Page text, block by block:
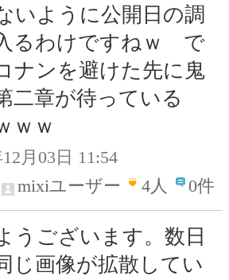
いように公開日の調
るわけですねｗ で
ナンを避けた先に鬼
二章が待っている
ｗｗ
月03日 11:54
mixiユーザー
4人 0件
うございます。数日
じ画像が拡散してい